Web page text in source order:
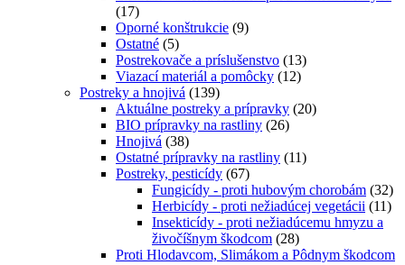
(17)
Oporné konštrukcie (9)
Ostatné (5)
Postrekovače a príslušenstvo (13)
Viazací materiál a pomôcky (12)
Postreky a hnojivá (139)
Aktuálne postreky a prípravky (20)
BIO prípravky na rastliny (26)
Hnojivá (38)
Ostatné prípravky na rastliny (11)
Postreky, pesticídy (67)
Fungicídy - proti hubovým chorobám (32)
Herbicídy - proti nežiadúcej vegetácii (11)
Insekticídy - proti nežiadúcemu hmyzu a
živočíšnym škodcom (28)
Proti Hlodavcom, Slimákom a Pôdnym škodcom